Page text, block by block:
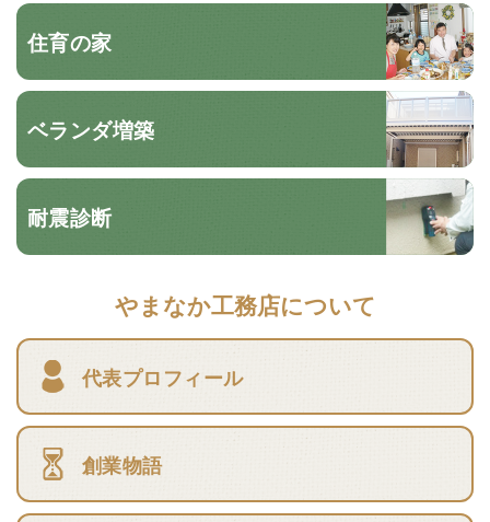
住育の家
ベランダ増築
耐震診断
やまなか工務店について
代表プロフィール
創業物語